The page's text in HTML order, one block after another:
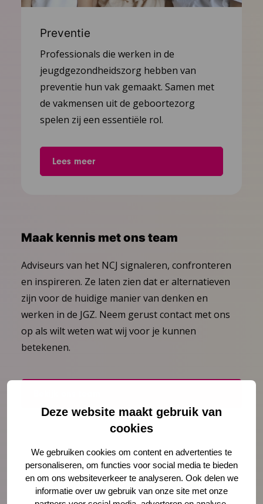
Deze website maakt gebruik van
cookies
We gebruiken cookies om content en advertenties te
personaliseren, om functies voor social media te bieden
en om ons websiteverkeer te analyseren. Ook delen we
informatie over uw gebruik van onze site met onze
Preventie
Professionals die werken in de
jeugdgezondheidszorg hebben van
preventie hun vak gemaakt. Samen met
de vakmensen uit de geboortezorg
spelen zij een essentiële rol.
Lees meer
Maak kennis met ons team
Adviseurs van het NCJ signaleren, confronteren
en inspireren. Ze laten zien dat er alternatieven
zijn voor de huidige manier van denken en
werken in de JGZ. Neem gerust contact met ons
op als wilt weten wat wij voor je kunnen
betekenen.